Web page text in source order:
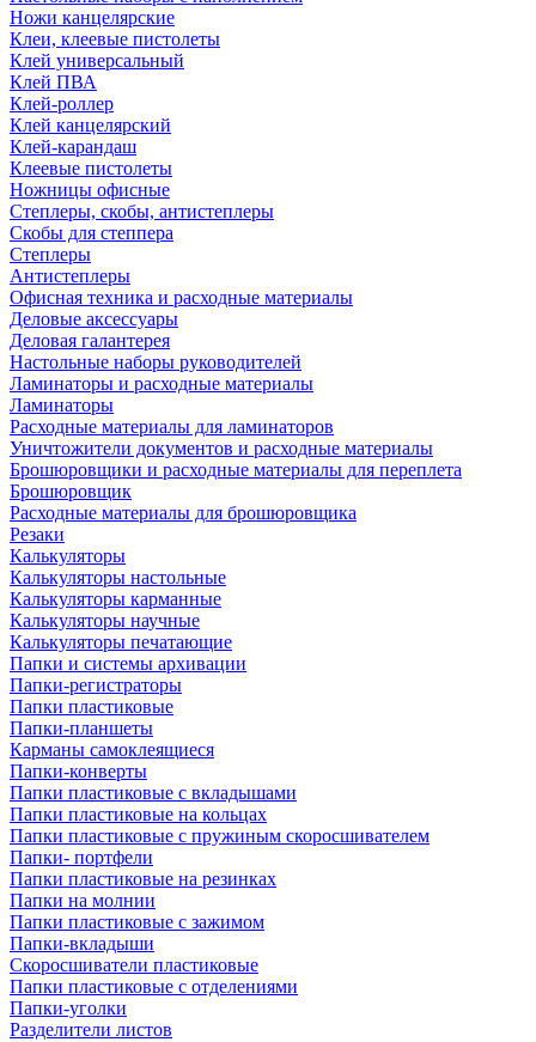
Ножи канцелярские
Клеи, клеевые пистолеты
Клей универсальный
Клей ПВА
Клей-роллер
Клей канцелярский
Клей-карандаш
Клеевые пистолеты
Ножницы офисные
Степлеры, скобы, антистеплеры
Скобы для степпера
Степлеры
Антистеплеры
Офисная техника и расходные материалы
Деловые аксессуары
Деловая галантерея
Настольные наборы руководителей
Ламинаторы и расходные материалы
Ламинаторы
Расходные материалы для ламинаторов
Уничтожители документов и расходные материалы
Брошюровщики и расходные материалы для переплета
Брошюровщик
Расходные материалы для брошюровщика
Резаки
Калькуляторы
Калькуляторы настольные
Калькуляторы карманные
Калькуляторы научные
Калькуляторы печатающие
Папки и системы архивации
Папки-регистраторы
Папки пластиковые
Папки-планшеты
Карманы самоклеящиеся
Папки-конверты
Папки пластиковые с вкладышами
Папки пластиковые на кольцах
Папки пластиковые с пружиным скоросшивателем
Папки- портфели
Папки пластиковые на резинках
Папки на молнии
Папки пластиковые с зажимом
Папки-вкладыши
Скоросшиватели пластиковые
Папки пластиковые с отделениями
Папки-уголки
Разделители листов